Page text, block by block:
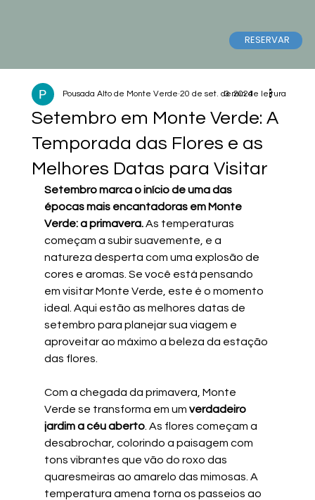
RESERVAR
Setembro em Monte Verde: A
Temporada das Flores e as
Melhores Datas para Visitar
Pousada Alto de Monte Verde 20 de set. de 20243 min de leitura
Setembro marca o início de uma das
épocas mais encantadoras em Monte
Verde: a primavera. As temperaturas
começam a subir suavemente, e a
natureza desperta com uma explosão de
cores e aromas. Se você está pensando
em visitar Monte Verde, este é o momento
ideal. Aqui estão as melhores datas de
setembro para planejar sua viagem e
aproveitar ao máximo a beleza da estação
das flores.
Com a chegada da primavera, Monte
Verde se transforma em um verdadeiro
jardim a céu aberto. As flores começam a
desabrochar, colorindo a paisagem com
tons vibrantes que vão do roxo das
quaresmeiras ao amarelo das mimosas. A
temperatura amena torna os passeios ao